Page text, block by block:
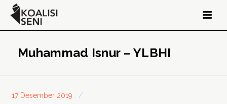
Muhammad Isnur – YLBHI
17 Desember 2019 /